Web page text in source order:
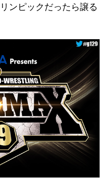
ンピックだったら譲る